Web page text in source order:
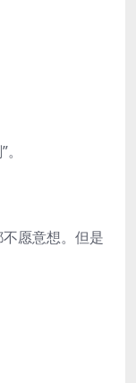
愿意想。但是